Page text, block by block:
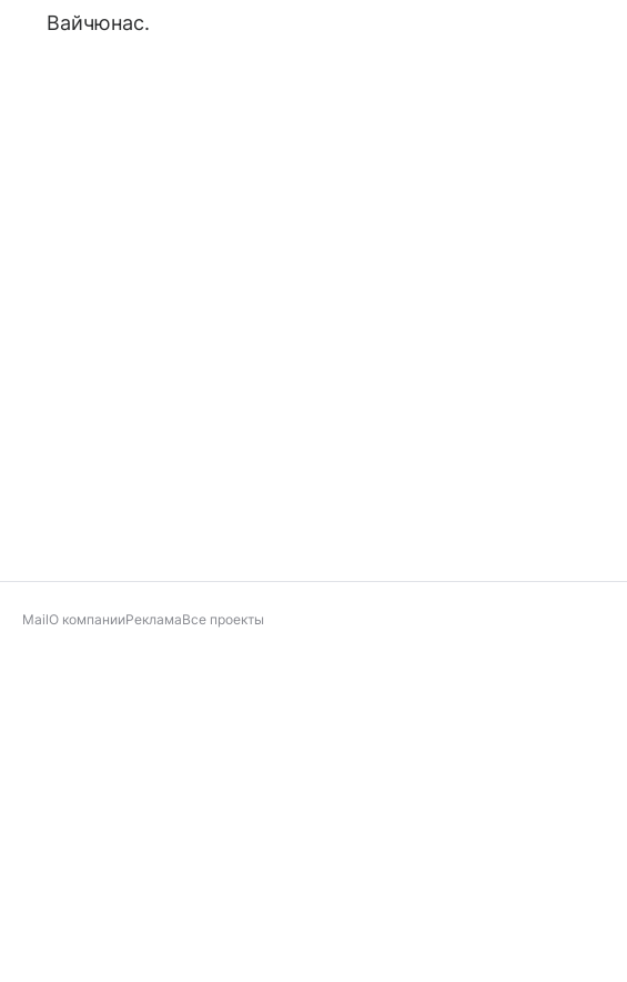
Вайчюнас.
MailО компанииРекламаВсе проекты